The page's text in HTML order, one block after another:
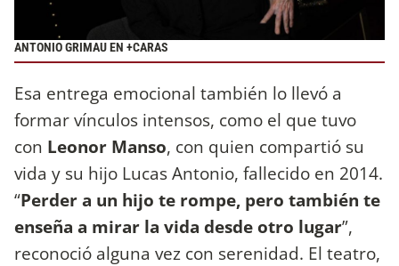
ANTONIO GRIMAU EN +CARAS
Esa entrega emocional también lo llevó a
formar vínculos intensos, como el que tuvo
con Leonor Manso, con quien compartió su
vida y su hijo Lucas Antonio, fallecido en 2014.
“Perder a un hijo te rompe, pero también te
enseña a mirar la vida desde otro lugar”,
reconoció alguna vez con serenidad. El teatro,